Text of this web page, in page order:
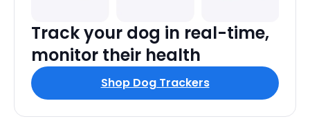
Track your dog in real-time,
monitor their health
Shop Dog Trackers